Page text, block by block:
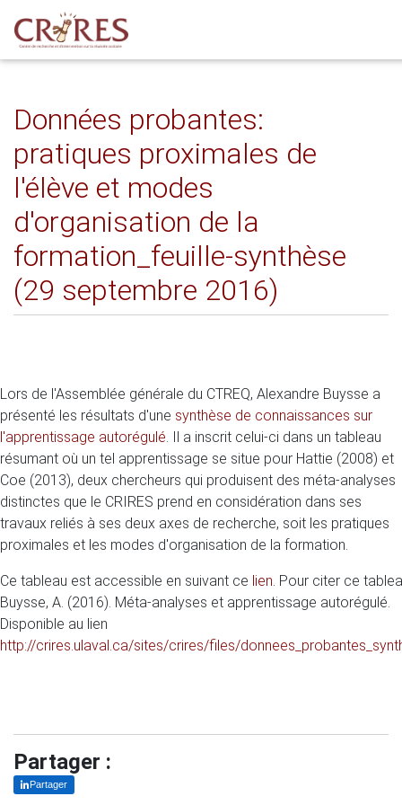
Données probantes:
pratiques proximales de
l'élève et modes
d'organisation de la
formation_feuille-synthèse
(29 septembre 2016)
Lors de l'Assemblée générale du CTREQ, Alexandre Buysse a
présenté les résultats d'une synthèse de connaissances sur
l'apprentissage autorégulé. Il a inscrit celui-ci dans un tableau
résumant où un tel apprentissage se situe pour Hattie (2008) et
Coe (2013), deux chercheurs qui produisent des méta-analyses
distinctes que le CRIRES prend en considération dans ses
travaux reliés à ses deux axes de recherche, soit les pratiques
proximales et les modes d'organisation de la formation.
Ce tableau est accessible en suivant ce lien. Pour citer ce
Buysse, A. (2016). Méta-analyses et apprentissage autorégulé.
Disponible au lien
http://crires.ulaval.ca/sites/crires/files/
Partager :
Partager